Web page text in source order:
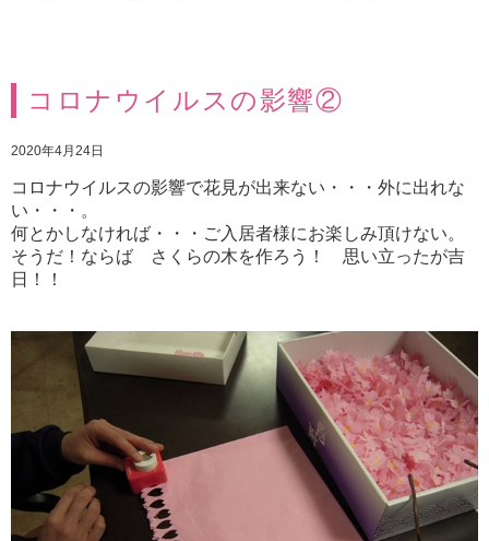
コロナウイルスの影響②
2020年4月24日
コロナウイルスの影響で花見が出来ない・・・外に出れな
い・・・。
何とかしなければ・・・ご入居者様にお楽しみ頂けない。
そうだ！ならば さくらの木を作ろう！ 思い立ったが吉
日！！